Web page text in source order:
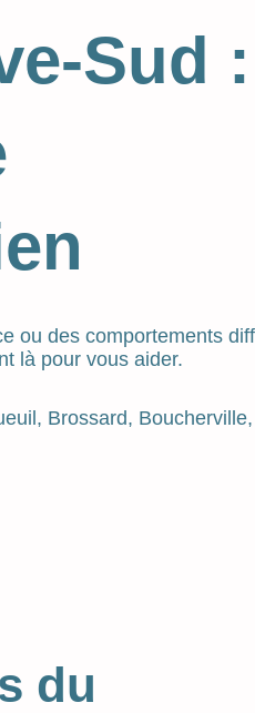
Sud :
ou des comportements
là pour vous aider.
Brossard,
du